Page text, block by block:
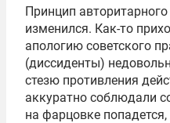
Принцип
изменился. Как-то
апологию советского
(диссиденты)
стезю противления
аккуратно соблюдали
на фарцовке